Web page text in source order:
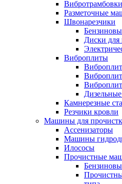
Вибротрамбовки
Разметочные
Швонарезчики
Диски для
Виброплиты
Камнерезные
Резчики кровли
Машины для
Ассенизаторы
Машины
Илососы
Прочистные